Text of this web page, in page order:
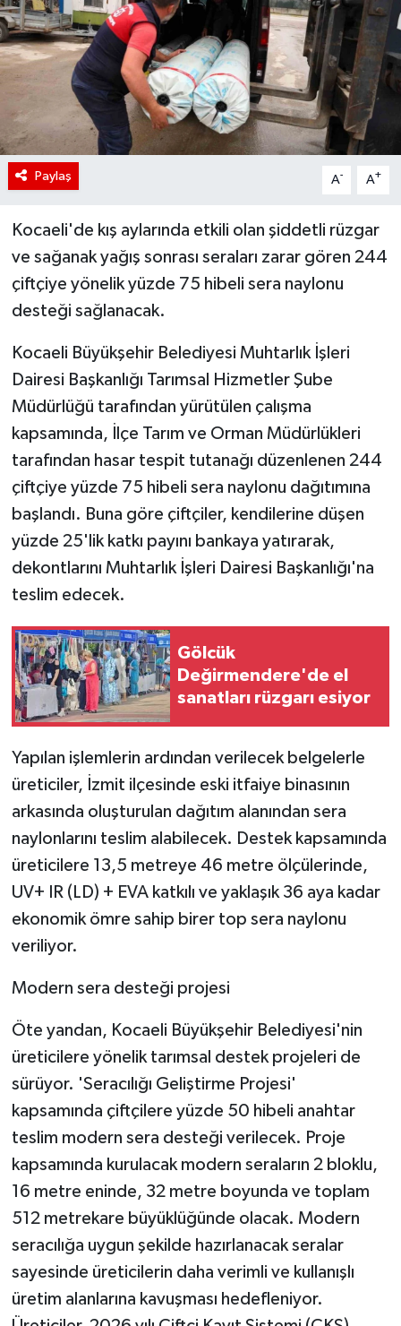
Paylaş A- A+
Kocaeli'de kış aylarında etkili olan şiddetli rüzgar
ve sağanak yağış sonrası seraları zarar gören 244
çiftçiye yönelik yüzde 75 hibeli sera naylonu
desteği sağlanacak.
Kocaeli Büyükşehir Belediyesi Muhtarlık İşleri
Dairesi Başkanlığı Tarımsal Hizmetler Şube
Müdürlüğü tarafından yürütülen çalışma
kapsamında, İlçe Tarım ve Orman Müdürlükleri
tarafından hasar tespit tutanağı düzenlenen 244
çiftçiye yüzde 75 hibeli sera naylonu dağıtımına
başlandı. Buna göre çiftçiler, kendilerine düşen
yüzde 25'lik katkı payını bankaya yatırarak,
dekontlarını Muhtarlık İşleri Dairesi Başkanlığı'na
teslim edecek.
Gölcük
Değirmendere'de el
sanatları rüzgarı esiyor
Yapılan işlemlerin ardından verilecek belgelerle
üreticiler, İzmit ilçesinde eski itfaiye binasının
arkasında oluşturulan dağıtım alanından sera
naylonlarını teslim alabilecek. Destek kapsamında
üreticilere 13,5 metreye 46 metre ölçülerinde,
UV+ IR (LD) + EVA katkılı ve yaklaşık 36 aya kadar
ekonomik ömre sahip birer top sera naylonu
veriliyor.
Modern sera desteği projesi
Öte yandan, Kocaeli Büyükşehir Belediyesi'nin
üreticilere yönelik tarımsal destek projeleri de
sürüyor. 'Seracılığı Geliştirme Projesi'
kapsamında çiftçilere yüzde 50 hibeli anahtar
teslim modern sera desteği verilecek. Proje
kapsamında kurulacak modern seraların 2 bloklu,
16 metre eninde, 32 metre boyunda ve toplam
512 metrekare büyüklüğünde olacak. Modern
seracılığa uygun şekilde hazırlanacak seralar
sayesinde üreticilerin daha verimli ve kullanışlı
üretim alanlarına kavuşması hedefleniyor.